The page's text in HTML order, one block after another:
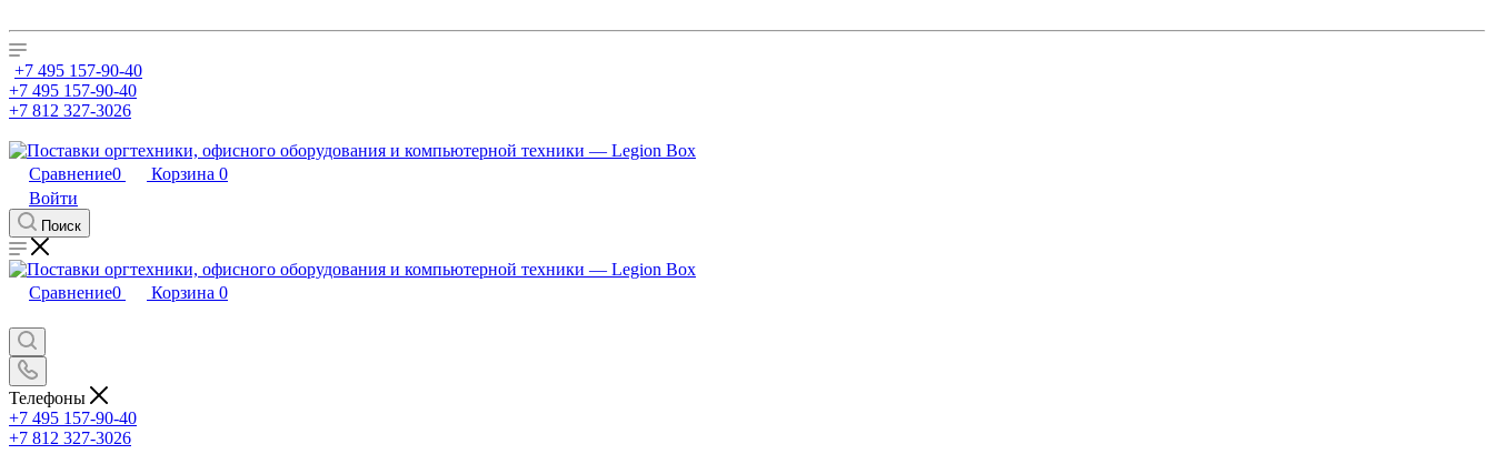
+7 495 157-90-40
+7 495 157-90-40
+7 812 327-3026
Сравнение0 Корзина 0
Войти
Поиск
Сравнение0 Корзина 0
Телефоны
+7 495 157-90-40
+7 812 327-3026